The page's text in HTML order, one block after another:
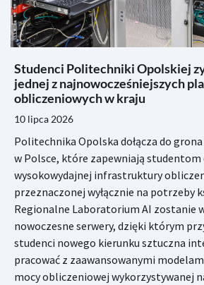
Studenci Politechniki Opolskiej
jednej z najnowocześniejszych
obliczeniowych w kraju
10 lipca 2026
Politechnika Opolska dołącza do
w Polsce, które zapewniają studentom
wysokowydajnej infrastruktury
przeznaczonej wyłącznie na potrzeby
Regionalne Laboratorium AI zostanie
nowoczesne serwery, dzięki którym
studenci nowego kierunku sztuczna
pracować z zaawansowanymi
mocy obliczeniowej wykorzystywanej